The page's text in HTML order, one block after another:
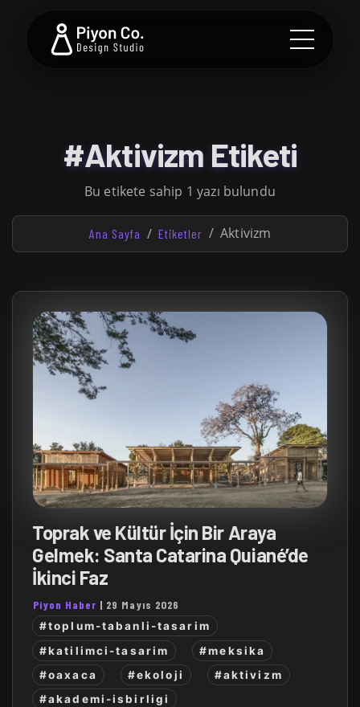
#Aktivizm Etiketi
Bu etikete sahip 1 yazı bulundu
Ana Sayfa Etiketler Aktivizm
Toprak ve Kültür İçin Bir Araya
Gelmek: Santa Catarina Quiané’de
İkinci Faz
Piyon Haber | 29 Mayıs 2026
#toplum-tabanli-tasarim
#katilimci-tasarim
#meksika
#oaxaca
#ekoloji
#aktivizm
#akademi-isbirligi